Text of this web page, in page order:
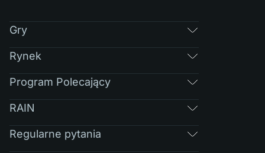
Gry
Rynek
Program Polecający
RAIN
Regularne pytania